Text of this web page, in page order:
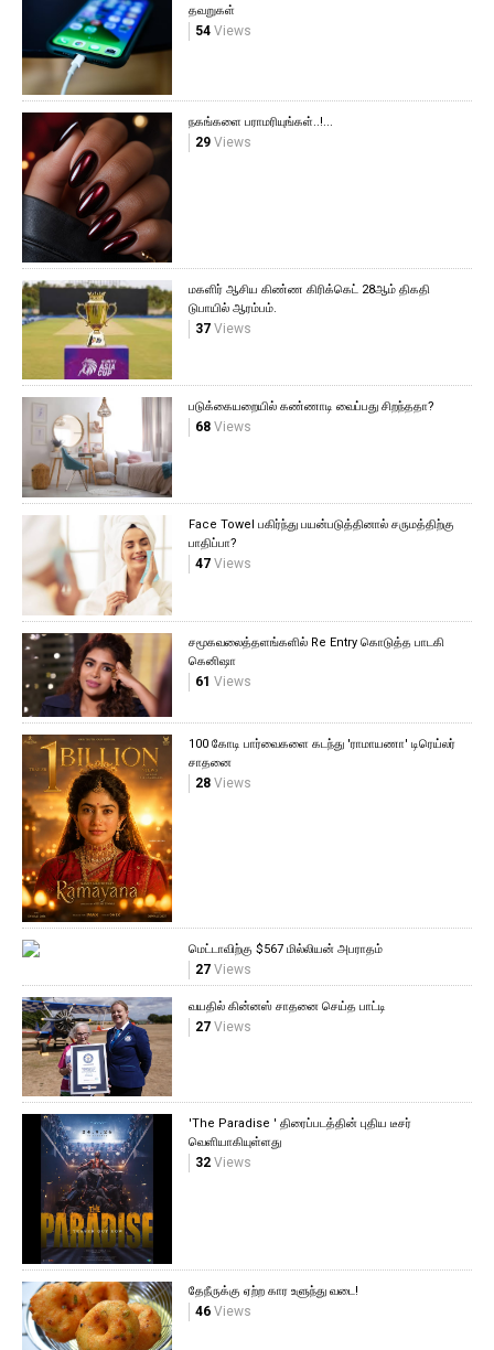
தவறுகள்
54Views
நகங்களை பராமரியுங்கள்..!...
29Views
மகளிர் ஆசிய கிண்ண கிரிக்கெட் 28ஆம் திகதி
டுபாயில் ஆரம்பம்.
37Views
படுக்கையறையில் கண்ணாடி வைப்பது சிறந்ததா?
68Views
Face Towel பகிர்ந்து பயன்படுத்தினால் சருமத்திற்கு
பாதிப்பா?
47Views
சமூகவலைத்தளங்களில் Re Entry கொடுத்த பாடகி
கெனிஷா
61 Views
100 கோடி பார்வைகளை கடந்து 'ராமாயணா' டிரெய்லர்
சாதனை
28Views
மெட்டாவிற்கு $567 மில்லியன் அபராதம்
27Views
வயதில் கின்னஸ் சாதனை செய்த பாட்டி
27Views
'The Paradise ' திரைப்படத்தின் புதிய டீசர்
வெளியாகியுள்ளது
32Views
தேநீருக்கு ஏற்ற கார உளுந்து வடை!
46Views